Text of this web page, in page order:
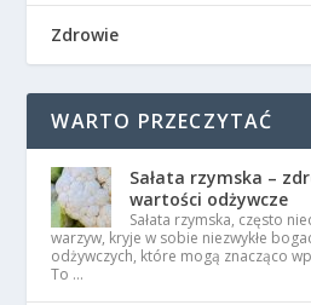
Zdrowie
WARTO PRZECZYTAĆ
Sałata rzymska –
wartości odżywcze
Sałata rzymska, często
warzyw, kryje w sobie niezwykłe
odżywczych, które mogą znacząco
To …